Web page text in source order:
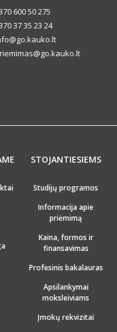
600 50 275
37 35 23 24
STOJANTIESIEMS
Studijų programos
Informacija apie
priėmimą
Kaina, formos ir
finansavimas
Profesinis bakalauras
Apsilankymai
moksleiviams
Įmokų rekvizitai